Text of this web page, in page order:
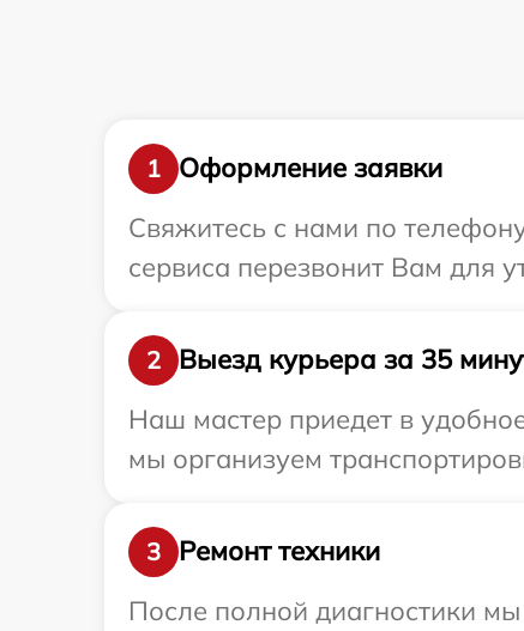
1
Оформление заявки
Свяжитесь с нами по
сервиса перезвонит Вам для
2
Выезд курьера за 35
Наш мастер приедет в
мы организуем
3
Ремонт техники
После полной диагностики